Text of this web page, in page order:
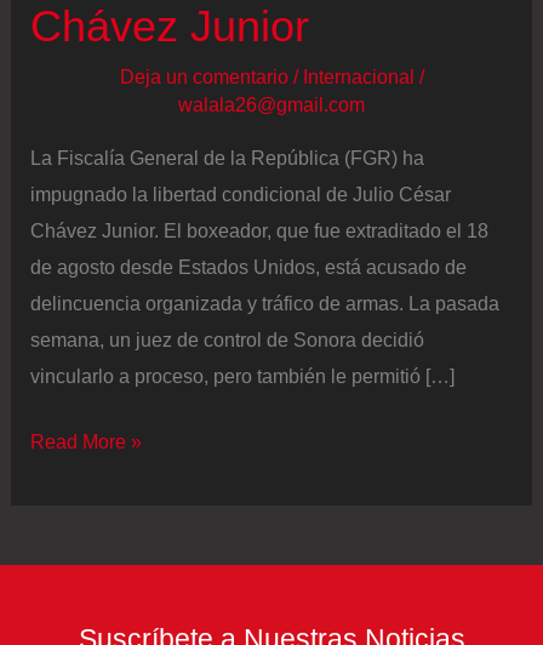
Chávez Junior
Deja un comentario / Internacional /
walala26@gmail.com
La Fiscalía General de la República (FGR) ha
impugnado la libertad condicional de Julio César
Chávez Junior. El boxeador, que fue extraditado el 18
de agosto desde Estados Unidos, está acusado de
delincuencia organizada y tráfico de armas. La pasada
semana, un juez de control de Sonora decidió
vincularlo a proceso, pero también le permitió […]
La
Read More »